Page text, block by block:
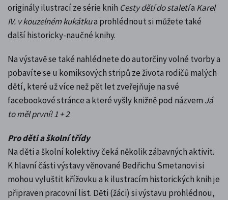
originály ilustrací ze série knih Cesty dětí do staletía Karel
IV. v kouzelném kukátkua prohlédnout si můžete také
další historicky-naučné knihy.
Na výstavě se také nahlédnete do autorčiny volné tvorby a
pobavíte se u komiksových stripů ze života rodičů malých
dětí, které už více než pět let zveřejňuje na své
facebookové stránce a které vyšly knižně pod názvem Já
to měl první! 1 + 2.
Pro děti a školní třídy
Na děti a školní kolektivy čeká několik zábavných aktivit.
K hlavní části výstavy věnované Bedřichu Smetanovi si
mohou vyluštit křížovku a k ilustracím historických knih je
připraven pracovní list. Děti (žáci) si výstavu prohlédnou,